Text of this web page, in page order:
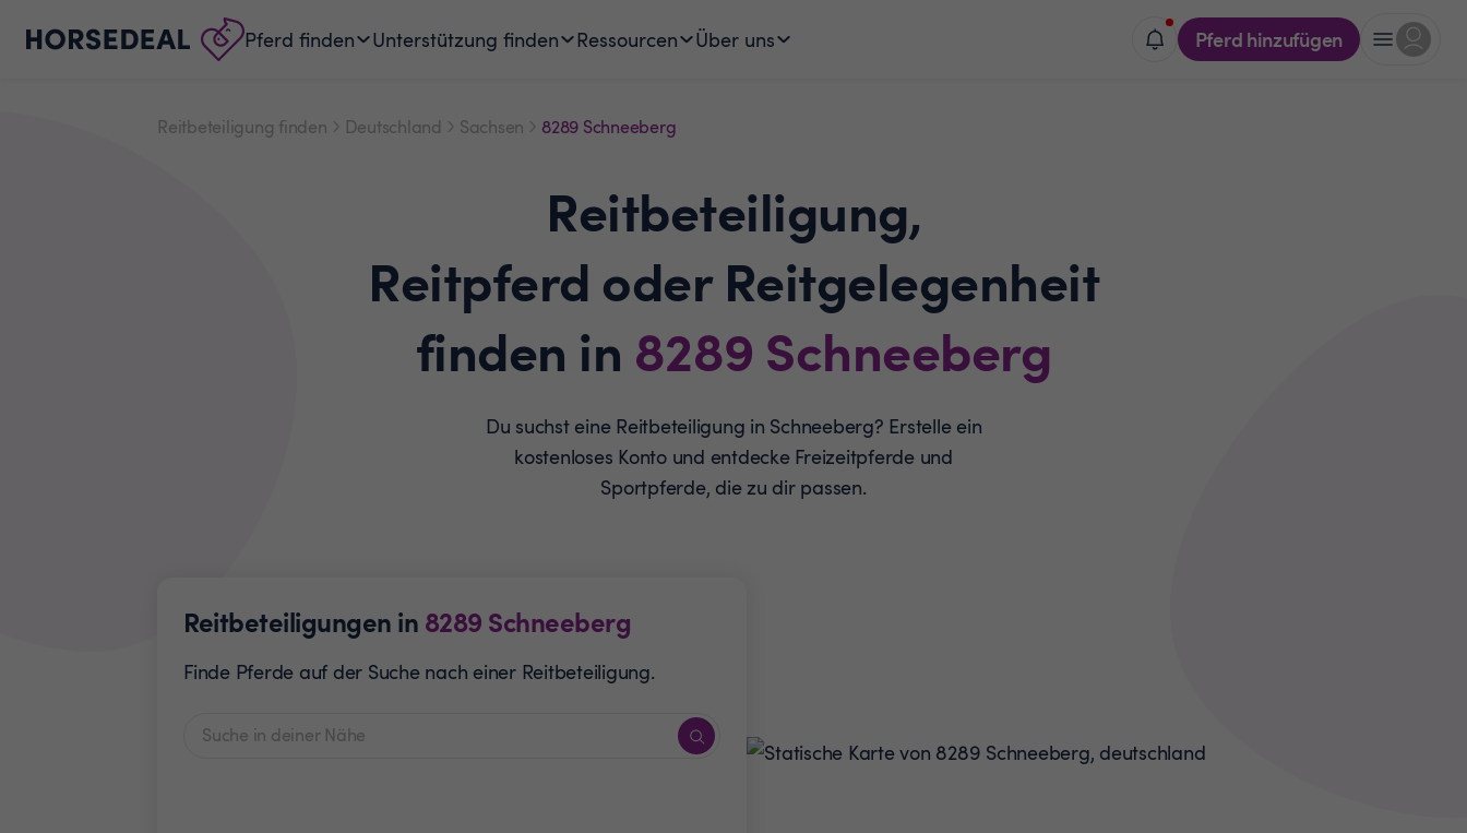
Pferd finden Unterstützung finden Ressourcen Über uns Pferd hinzufügen
Reitbeteiligung finden Deutschland Sachsen 8289 Schneeberg
Reitbeteiligung,
Reitpferd oder Reitgelegenheit
finden in 8289 Schneeberg
Du suchst eine Reitbeteiligung in Schneeberg? Erstelle ein
kostenloses Konto und entdecke Freizeitpferde und
Sportpferde, die zu dir passen.
Reitbeteiligungen in 8289 Schneeberg
Finde Pferde auf der Suche nach einer Reitbeteiligung.